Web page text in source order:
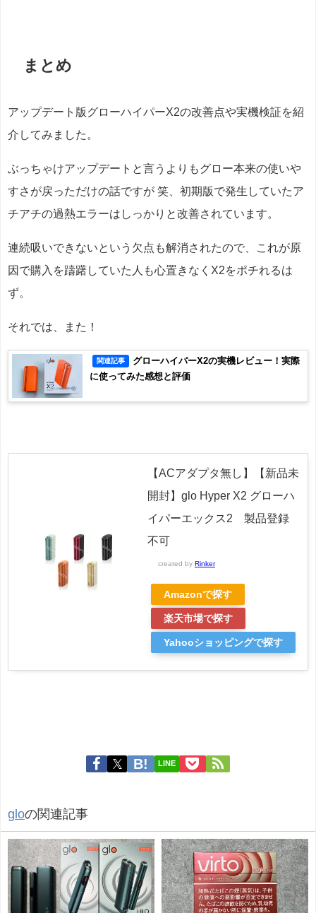
まとめ
アップデート版グローハイパーX2の改善点や実機検証を紹
介してみました。
ぶっちゃけアップデートと言うよりもグロー本来の使いや
すさが戻っただけの話ですが 笑、初期版で発生していたア
チアチの過熱エラーはしっかりと改善されています。
連続吸いできないという欠点も解消されたので、これが原
因で購入を躊躇していた人も心置きなくX2をポチれるは
ず。
それでは、また！
関連記事
グローハイパーX2の実機レビュー！実際
に使ってみた感想と評価
【ACアダプタ無し】【新品未
開封】glo Hyper X2 グローハ
イパーエックス2 製品登録
不可
created by Rinker
Amazonで探す
楽天市場で探す
Yahooショッピングで探す
LINE
gloの関連記事